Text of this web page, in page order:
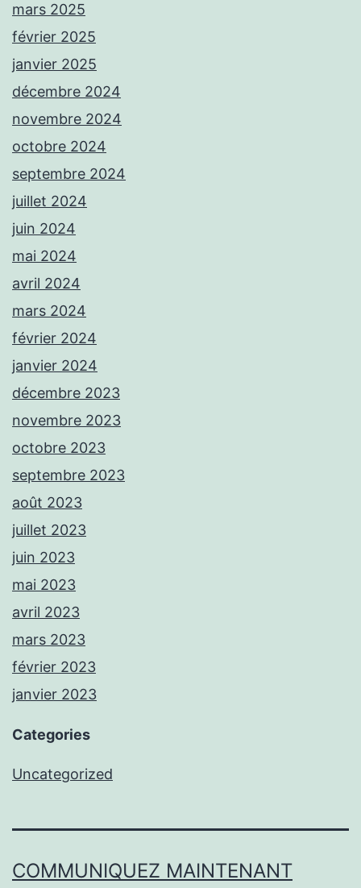
mars 2025
février 2025
janvier 2025
décembre 2024
novembre 2024
octobre 2024
septembre 2024
juillet 2024
juin 2024
mai 2024
avril 2024
mars 2024
février 2024
janvier 2024
décembre 2023
novembre 2023
octobre 2023
septembre 2023
août 2023
juillet 2023
juin 2023
mai 2023
avril 2023
mars 2023
février 2023
janvier 2023
Categories
Uncategorized
COMMUNIQUEZ MAINTENANT